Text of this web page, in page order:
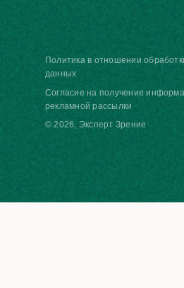
Политика в отношении
данных
Согласие на получение
рекламной рассылки
© 2026, Эксперт Зрение